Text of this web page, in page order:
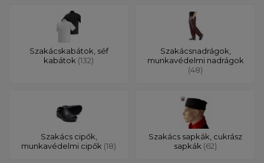
Szakácskabátok, séf
kabátok (132)
Szakácsnadrágok,
munkavédelmi nadrágok
(48)
Szakács cipők,
munkavédelmi cipők (18)
Szakács sapkák, cukrász
sapkák (62)